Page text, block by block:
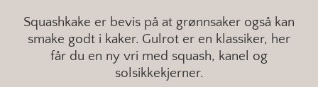
Squashkake er bevis på at grønnsaker også kan
smake godt i kaker. Gulrot er en klassiker, her
får du en ny vri med squash, kanel og
solsikkekjerner.